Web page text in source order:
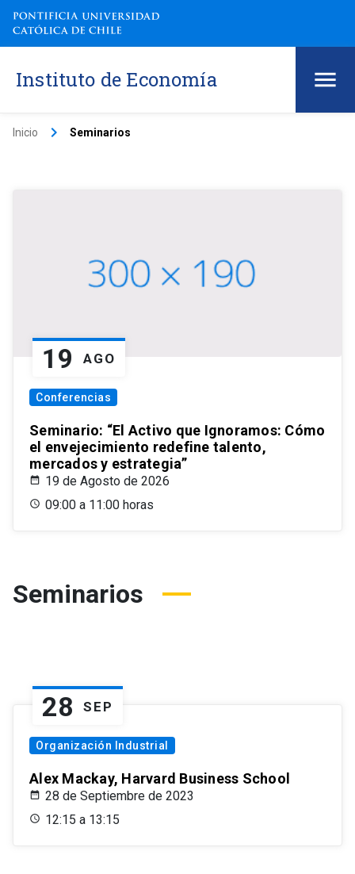
Instituto de Economía
Inicio keyboard_arrow_right Seminarios
19 AGO
Conferencias
Seminario: “El Activo que Ignoramos: Cómo
el envejecimiento redefine talento,
mercados y estrategia”
19 de Agosto de 2026
09:00 a 11:00 horas
Seminarios
28 SEP
Organización Industrial
Alex Mackay, Harvard Business School
28 de Septiembre de 2023
12:15 a 13:15